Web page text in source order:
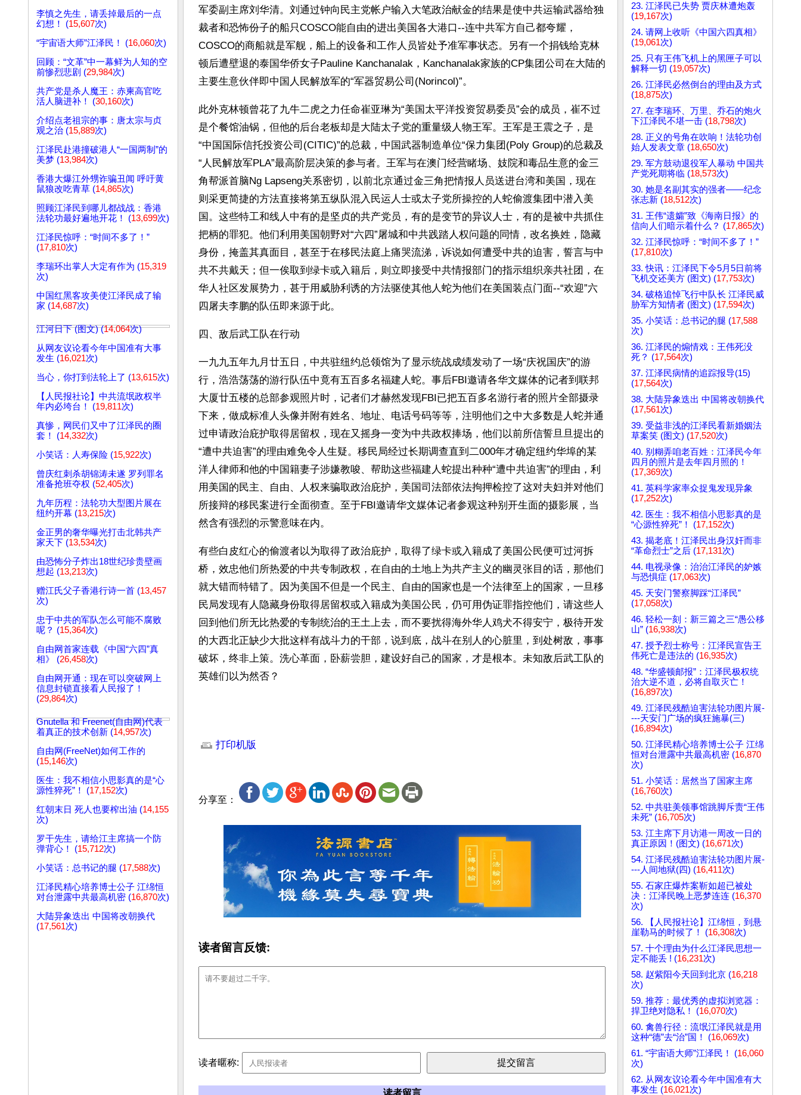
李慎之先生，请丢掉最后的一点
幻想！ (15,607次)
“宇宙语大师”江泽民！ (16,060次)
回顾：“文革”中一幕鲜为人知的空
前惨烈悲剧 (29,984次)
共产党是杀人魔王：赤柬高官吃
活人脑进补！ (30,160次)
介绍点老祖宗的事：唐太宗与贞
观之治 (15,889次)
江泽民赴港撞破港人“一国两制”的
美梦 (13,984次)
香港大爆江外甥诈骗丑闻 呼吁黄
鼠狼改吃青草 (14,865次)
照顾江泽民到哪儿都战战：香港
法轮功最好遍地开花！ (13,699次)
江泽民惊呼：“时间不多了！”
(17,810次)
李瑞环出掌人大定有作为 (15,319
次)
中国红黑客攻美使江泽民成了输
家 (14,687次)
江河日下 (图文) (14,064次)
从网友议论看今年中国准有大事
发生 (16,021次)
当心，你打到法轮上了 (13,615次)
【人民报社论】中共流氓政权半
年内必垮台！ (19,811次)
真惨，网民们又中了江泽民的圈
套！ (14,332次)
小笑话：人寿保险 (15,922次)
曾庆红刺杀胡锦涛未遂 罗列罪名
准备抢班夺权 (52,405次)
九年历程：法轮功大型图片展在
纽约开幕 (13,215次)
金正男的奢华曝光打击北韩共产
家天下 (13,534次)
由恐怖分子炸出18世纪珍贵壁画
想起 (13,213次)
赠江氏父子香港行诗一首 (13,457
次)
忠于中共的军队怎么可能不腐败
呢？ (15,364次)
自由网首家连载《中国“六四”真
相》 (26,458次)
自由网开通：现在可以突破网上
信息封锁直接看人民报了！
(29,864次)
Gnutella 和 Freenet(自由网)代表
着真正的技术创新 (14,957次)
自由网(FreeNet)如何工作的
(15,146次)
医生：我不相信小思影真的是“心
源性猝死”！ (17,152次)
红朝末日 死人也要榨出油 (14,155
次)
罗干先生，请给江主席搞一个防
弹背心！ (15,712次)
小笑话：总书记的腿 (17,588次)
江泽民精心培养博士公子 江绵恒
对台泄露中共最高机密 (16,870次)
大陆异象迭出 中国将改朝换代
(17,561次)
军委副主席刘华清。刘通过钟向民主党帐户输入大笔政治献金的结果是使中共运输武器给独
裁者和恐怖份子的船只COSCO能自由的进出美国各大港口--连中共军方自己都夸耀，
COSCO的商船就是军舰，船上的设备和工作人员皆处予准军事状态。另有一个捐钱给克林
顿后遭壁退的泰国华侨女子Pauline Kanchanalak，Kanchanalak家族的CP集团公司在大陆的
主要生意伙伴即中国人民解放军的“军器贸易公司(Norincol)”。
此外克林顿曾花了九牛二虎之力任命崔亚琳为“美国太平洋投资贸易委员”会的成员，崔不过
是个餐馆油锅，但他的后台老板却是大陆太子党的重量级人物王军。王军是王震之子，是
“中国国际信托投资公司(CITIC)”的总裁，中国武器制造单位“保力集团(Poly Group)的总裁及
“人民解放军PLA”最高阶层决策的参与者。王军与在澳门经营睹场、妓院和毒品生意的金三
角帮派首脑Ng Lapseng关系密切，以前北京通过金三角把情报人员送进台湾和美国，现在
则采更简捷的方法直接将第五纵队混入民运人士或太子党所操控的人蛇偷渡集团中潜入美
国。这些特工和线人中有的是坚贞的共产党员，有的是变节的异议人士，有的是被中共抓住
把柄的罪犯。他们利用美国朝野对“六四”屠城和中共践踏人权问题的同情，改名换姓，隐藏
身份，掩盖其真面目，甚至于在移民法庭上痛哭流涕，诉说如何遭受中共的迫害，誓言与中
共不共戴天；但一俟取到绿卡或入籍后，则立即接受中共情报部门的指示组织亲共社团，在
华人社区发展势力，甚于用威胁利诱的方法驱使其他人蛇为他们在美国装点门面--“欢迎”六
四屠夫李鹏的队伍即来源于此。
四、敌后武工队在行动
一九九五年九月廿五日，中共驻纽约总领馆为了显示统战成绩发动了一场“庆祝国庆”的游
行，浩浩荡荡的游行队伍中竟有五百多名福建人蛇。事后FBI邀请各华文媒体的记者到联邦
大厦廿五楼的总部参观照片时，记者们才赫然发现FBI已把五百多名游行者的照片全部摄录
下来，做成标准人头像并附有姓名、地址、电话号码等等，注明他们之中大多数是人蛇并通
过申请政治庇护取得居留权，现在又摇身一变为中共政权捧场，他们以前所信誓旦旦提出的
“遭中共迫害”的理由难免令人生疑。移民局经过长期调查直到二000年才确定纽约华埠的某
洋人律师和他的中国籍妻子涉嫌教唆、帮助这些福建人蛇提出种种“遭中共迫害”的理由，利
用美国的民主、自由、人权来骗取政治庇护，美国司法部依法拘押检控了这对夫妇并对他们
所接辩的移民案进行全面彻查。至于FBI邀请华文媒体记者参观这种别开生面的摄影展，当
然含有强烈的示警意味在内。
有些白皮红心的偷渡者以为取得了政治庇护，取得了绿卡或入籍成了美国公民便可过河拆
桥，效忠他们所热爱的中共专制政权，在自由的土地上为共产主义的幽灵张目的话，那他们
就大错而特错了。因为美国不但是一个民主、自由的国家也是一个法律至上的国家，一旦移
民局发现有人隐藏身份取得居留权或入籍成为美国公民，仍可用伪证罪指控他们，请这些人
回到他们所无比热爱的专制统治的王土上去，而不要扰得海外华人鸡犬不得安宁，极待开发
的大西北正缺少大批这样有战斗力的干部，说到底，战斗在别人的心脏里，到处树敌，事事
破坏，终非上策。洗心革面，卧薪尝胆，建设好自己的国家，才是根本。未知敌后武工队的
英雄们以为然否？
打印机版
分享至：
读者留言反馈:
读者暱称:
读者留言
23. 江泽民已失势 贾庆林遭炮轰
(19,167次)
24. 请网上收听《中国六四真相》
(19,061次)
25. 只有王伟飞机上的黑匣子可以
解释一切 (19,057次)
26. 江泽民必然倒台的理由及方式
(18,875次)
27. 在李瑞环、万里、乔石的炮火
下江泽民不堪一击 (18,798次)
28. 正义的号角在吹响！法轮功创
始人发表文章 (18,650次)
29. 军方鼓动退役军人暴动 中国共
产党死期将临 (18,573次)
30. 她是名副其实的强者——纪念
张志新 (18,512次)
31. 王伟“遗孀”致《海南日报》的
信向人们暗示着什么？ (17,865次)
32. 江泽民惊呼：“时间不多了！”
(17,810次)
33. 快讯：江泽民下令5月5日前将
飞机交还美方 (图文) (17,753次)
34. 破格追悼飞行中队长 江泽民威
胁军方知情者 (图文) (17,594次)
35. 小笑话：总书记的腿 (17,588
次)
36. 江泽民的煽情戏：王伟死没
死？ (17,564次)
37. 江泽民病情的追踪报导(15)
(17,564次)
38. 大陆异象迭出 中国将改朝换代
(17,561次)
39. 受益非浅的江泽民看新婚姻法
草案笑 (图文) (17,520次)
40. 别糊弄咱老百姓：江泽民今年
四月的照片是去年四月照的！
(17,369次)
41. 英科学家率众捉鬼发现异象
(17,252次)
42. 医生：我不相信小思影真的是
“心源性猝死”！ (17,152次)
43. 揭老底！江泽民出身汉奸而非
“革命烈士”之后 (17,131次)
44. 电视录像：治治江泽民的妒嫉
与恐惧症 (17,063次)
45. 天安门警察脚踩“江泽民”
(17,058次)
46. 轻松一刻：新三篇之三“愚公移
山” (16,938次)
47. 授予烈士称号：江泽民宣告王
伟死亡是违法的 (16,935次)
48. “华盛顿邮报”：江泽民极权统
治大逆不道，必将自取灭亡！
(16,897次)
49. 江泽民残酷迫害法轮功图片展-
---天安门广场的疯狂施暴(三)
(16,894次)
50. 江泽民精心培养博士公子 江绵
恒对台泄露中共最高机密 (16,870
次)
51. 小笑话：居然当了国家主席
(16,760次)
52. 中共驻美领事馆跳脚斥责“王伟
未死” (16,705次)
53. 江主席下月访港一周改一日的
真正原因！(图文) (16,671次)
54. 江泽民残酷迫害法轮功图片展-
---人间地狱(四) (16,411次)
55. 石家庄爆炸案靳如超已被处
决：江泽民晚上恶梦连连 (16,370
次)
56. 【人民报社论】江绵恒，到悬
崖勒马的时候了！ (16,308次)
57. 十个理由为什么江泽民思想一
定不能丢 ! (16,231次)
58. 赵紫阳今天回到北京 (16,218
次)
59. 推荐：最优秀的虚拟浏览器：
捍卫绝对隐私！ (16,070次)
60. 禽兽行径：流氓江泽民就是用
这种“德”去“治”国！ (16,069次)
61. “宇宙语大师”江泽民！ (16,060
次)
62. 从网友议论看今年中国准有大
事发生 (16,021次)